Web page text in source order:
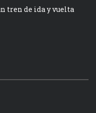
tren de ida y vuelta